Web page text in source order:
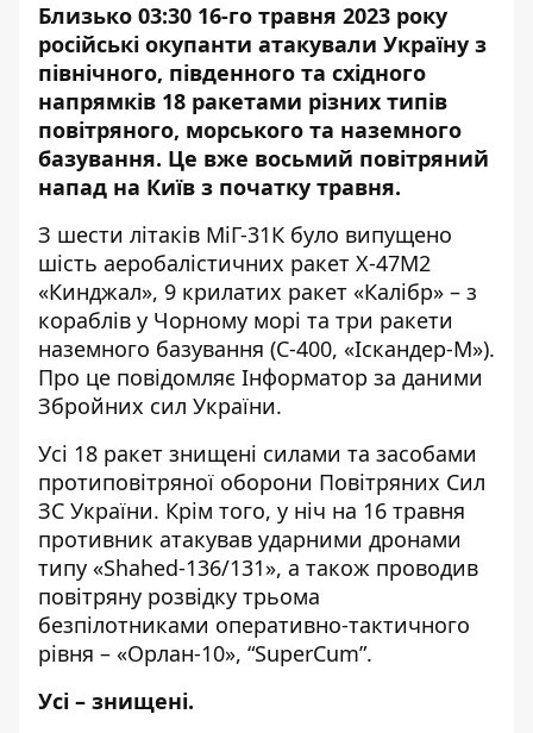
Близько 03:30 16-го травня 2023 року
російські окупанти атакували Україну з
північного, південного та східного
напрямків 18 ракетами різних типів
повітряного, морського та наземного
базування. Це вже восьмий повітряний
напад на Київ з початку травня.
З шести літаків МіГ-31К було випущено
шість аеробалістичних ракет Х-47М2
«Кинджал», 9 крилатих ракет «Калібр» – з
кораблів у Чорному морі та три ракети
наземного базування (С-400, «Іскандер-М»).
Про це повідомляє Інформатор за даними
Збройних сил України.
Усі 18 ракет знищені силами та засобами
протиповітряної оборони Повітряних Сил
ЗС України. Крім того, у ніч на 16 травня
противник атакував ударними дронами
типу «Shahed-136/131», а також проводив
повітряну розвідку трьома
безпілотниками оперативно-тактичного
рівня – «Орлан-10», “SuperCum”.
Усі – знищені.